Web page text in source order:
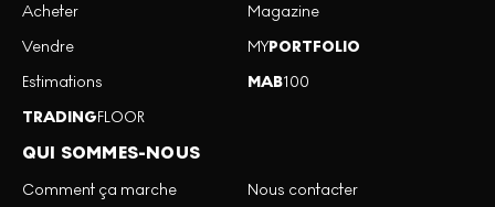
Acheter
Vendre
Estimations
TRADINGFLOOR
Magazine
MYPORTFOLIO
MAB100
QUI SOMMES-NOUS
Comment ça marche
Nous contacter